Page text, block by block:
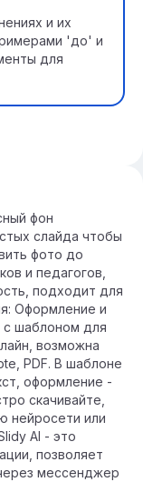
и их
'до' и
для
фон
слайда чтобы
фото до
и педагогов,
подходит для
Оформление и
с шаблоном для
возможна
PDF. В шаблоне
оформление -
скачивайте,
нейросети или
AI - это
позволяет
мессенджер